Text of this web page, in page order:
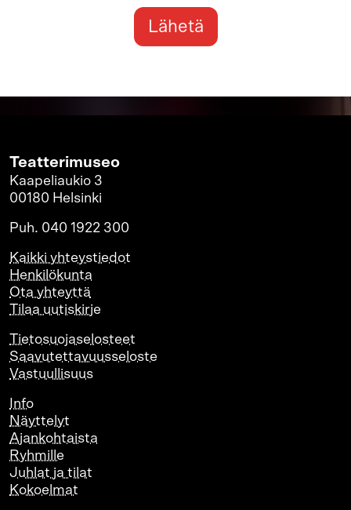
Lähetä
Teatterimuseo
Kaapeliaukio 3
00180 Helsinki
Puh. 040 1922 300
Kaikki yhteystiedot
Henkilökunta
Ota yhteyttä
Tilaa uutiskirje
Tietosuojaselosteet
Saavutettavuusseloste
Vastuullisuus
Info
Näyttelyt
Ajankohtaista
Ryhmille
Juhlat ja tilat
Kokoelmat